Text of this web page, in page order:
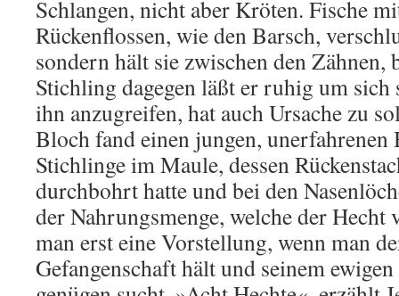
Schlangen, nicht aber Kröten. Fische
Rückenflossen, wie den Barsch,
sondern hält sie zwischen den Zähnen,
Stichling dagegen läßt er ruhig um
ihn anzugreifen, hat auch Ursache zu
Bloch fand einen jungen, unerfahrenen
Stichlinge im Maule, dessen
durchbohrt hatte und bei den
der Nahrungsmenge, welche der Hecht
man erst eine Vorstellung, wenn man
Gefangenschaft hält und seinem